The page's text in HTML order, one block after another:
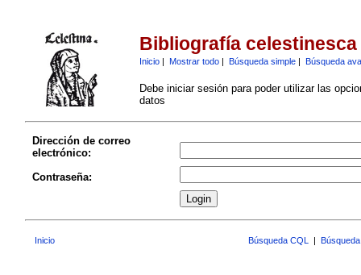
Bibliografía celestinesca
Inicio| Mostrar todo| Búsqueda simple| Búsqueda
Debe iniciar sesión para poder utilizar las
datos
Dirección de correo
electrónico:
Contraseña:
Inicio Búsqueda CQL |